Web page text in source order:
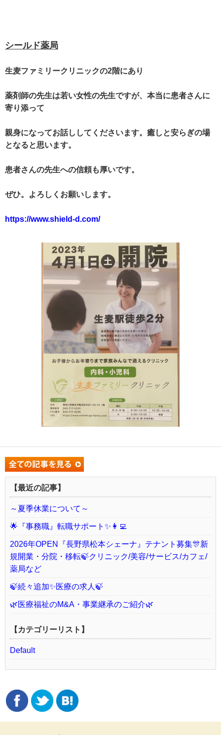
シールド薬局
生麦ファミリークリニックの2階にあり
薬剤師の先生は若い女性の先生ですが、本当に患者さんに
寄り添って
親身になってお話ししてくださいます。癒しと安らぎの場
となると思います。
患者さんの先生への信頼も厚いです。
ぜひ。よろしくお願いします。
https://www.shield-d.com/
【最近の記事】
～夏季休業について～
🌟『事務職』転職サポート✨👩‍💻
2026年OPEN『長野県松本シェーナ』テナント募集🎊新
規開業・分院・移転🍃クリニック/美容/サービス/カフェ/
薬局など
🍃続々追加✨医療の求人🍃
🌿医療福祉のM&A・事業継承のご紹介🌿
【カテゴリーリスト】
Default